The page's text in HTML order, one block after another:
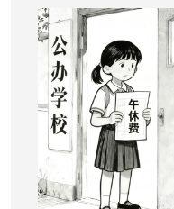
勇争先，辽宁全面振